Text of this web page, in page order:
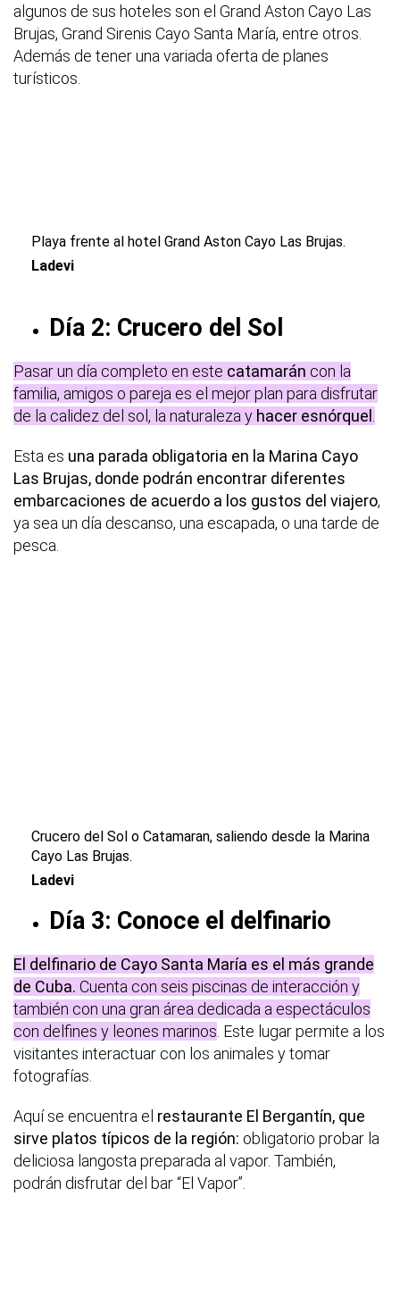
algunos de sus hoteles son el Grand Aston Cayo Las
Brujas, Grand Sirenis Cayo Santa María, entre otros.
Además de tener una variada oferta de planes
turísticos.
Playa frente al hotel Grand Aston Cayo Las Brujas.
Ladevi
Día 2: Crucero del Sol
Pasar un día completo en este catamarán con la
familia, amigos o pareja es el mejor plan para disfrutar
de la calidez del sol, la naturaleza y hacer esnórquel
Esta es una parada obligatoria en la Marina Cayo
Las Brujas, donde podrán encontrar diferentes
embarcaciones de acuerdo a los gustos del viajero,
ya sea un día descanso, una escapada, o una tarde de
pesca.
Crucero del Sol o Catamaran, saliendo desde la Marina
Cayo Las Brujas.
Ladevi
Día 3: Conoce el delfinario
El delfinario de Cayo Santa María es el más grande
de Cuba. Cuenta con seis piscinas de interacción y
también con una gran área dedicada a espectáculos
con delfines y leones marinos. Este lugar permite a los
visitantes interactuar con los animales y tomar
fotografías.
Aquí se encuentra el restaurante El Bergantín, que
sirve platos típicos de la región: obligatorio probar la
deliciosa langosta preparada al vapor. También,
podrán disfrutar del bar “El Vapor”.